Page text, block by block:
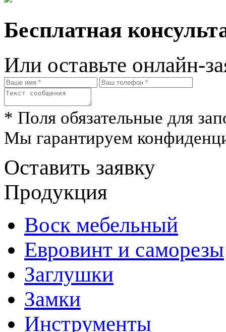
Бесплатная
Или оставьте онлайн-
* Поля обязательные для
Мы гарантируем
Оставить заявку
Продукция
Воск мебельный
Евровинт и саморезы
Заглушки
Замки
Инструменты